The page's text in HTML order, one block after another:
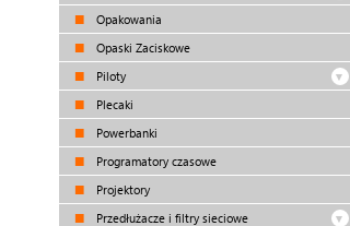
Opakowania
Opaski Zaciskowe
Piloty
Plecaki
Powerbanki
Programatory czasowe
Projektory
Przedłużacze i filtry sieciowe